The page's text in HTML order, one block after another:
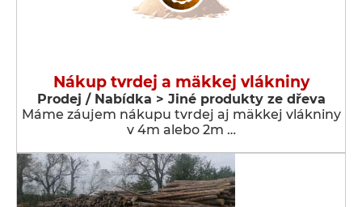
Nákup tvrdej a mäkkej vlákniny
Prodej / Nabídka > Jiné produkty ze dřeva
Máme záujem nákupu tvrdej aj mäkkej vlákniny
v 4m alebo 2m …